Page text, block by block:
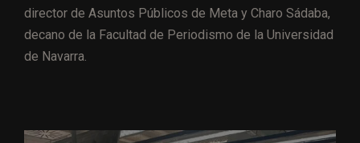
director de Asuntos Públicos de Meta y Charo Sádaba,
decano de la Facultad de Periodismo de la Universidad
de Navarra.